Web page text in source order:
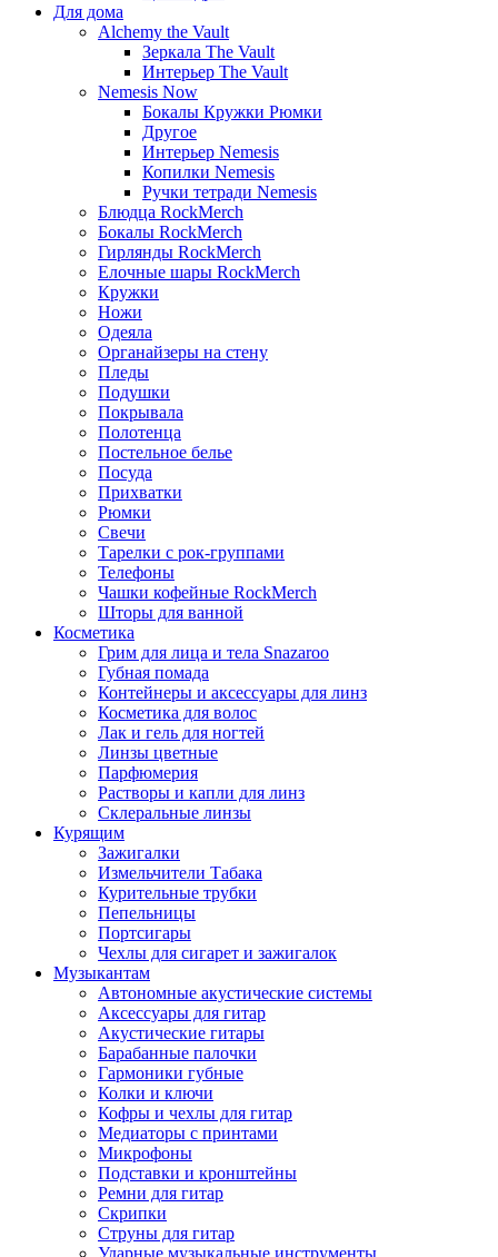
Для дома
Alchemy the Vault
Зеркала The Vault
Интерьер The Vault
Nemesis Now
Бокалы Кружки Рюмки
Другое
Интерьер Nemesis
Копилки Nemesis
Ручки тетради Nemesis
Блюдца RockMerch
Бокалы RockMerch
Гирлянды RockMerch
Елочные шары RockMerch
Кружки
Ножи
Одеяла
Органайзеры на стену
Пледы
Подушки
Покрывала
Полотенца
Постельное белье
Посуда
Прихватки
Рюмки
Свечи
Тарелки с рок-группами
Телефоны
Чашки кофейные RockMerch
Шторы для ванной
Косметика
Грим для лица и тела Snazaroo
Губная помада
Контейнеры и аксессуары для линз
Косметика для волос
Лак и гель для ногтей
Линзы цветные
Парфюмерия
Растворы и капли для линз
Склеральные линзы
Курящим
Зажигалки
Измельчители Табака
Курительные трубки
Пепельницы
Портсигары
Чехлы для сигарет и зажигалок
Музыкантам
Автономные акустические системы
Аксессуары для гитар
Акустические гитары
Барабанные палочки
Гармоники губные
Колки и ключи
Кофры и чехлы для гитар
Медиаторы с принтами
Микрофоны
Подставки и кронштейны
Ремни для гитар
Скрипки
Струны для гитар
Ударные музыкальные инструменты